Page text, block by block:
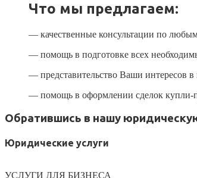
Что мы предлагаем:
— качественные консультации по
— помощь в подготовке всех
— представительство Ваши интересов в
— помощь в оформлении сделок купли-
Обратившись в нашу
Юридические услуги
УСЛУГИ ДЛЯ БИЗНЕСА